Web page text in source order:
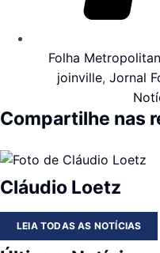
Folha
joinville, Jornal
Compartilhe nas
Cláudio Loetz
LEIA TODAS AS NOTÍCIAS